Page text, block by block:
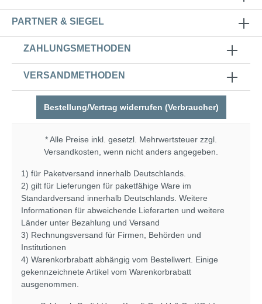
PARTNER & SIEGEL
ZAHLUNGSMETHODEN
VERSANDMETHODEN
Bestellung/Vertrag widerrufen (Verbraucher)
* Alle Preise inkl. gesetzl. Mehrwertsteuer zzgl.
Versandkosten , wenn nicht anders angegeben.
1) für Paketversand innerhalb Deutschlands.
2) gilt für Lieferungen für paketfähige Ware im
Standardversand innerhalb Deutschlands. Weitere
Informationen für abweichende Lieferarten und weitere
Länder unter Bezahlung und Versand
3) Rechnungsversand für Firmen, Behörden und
Institutionen
4) Warenkorbrabatt abhängig vom Bestellwert. Einige
gekennzeichnete Artikel vom Warenkorbrabatt
ausgenommen.